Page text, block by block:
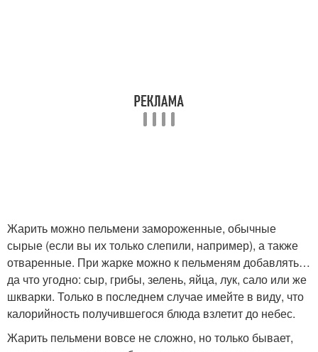
Жарить можно пельмени замороженные, обычные
сырые (если вы их только слепили, например), а также
отваренные. При жарке можно к пельменям добавлять…
да что угодно: сыр, грибы, зелень, яйца, лук, сало или же
шкварки. Только в последнем случае имейте в виду, что
калорийность получившегося блюда взлетит до небес.
Жарить пельмени вовсе не сложно, но только бывает,